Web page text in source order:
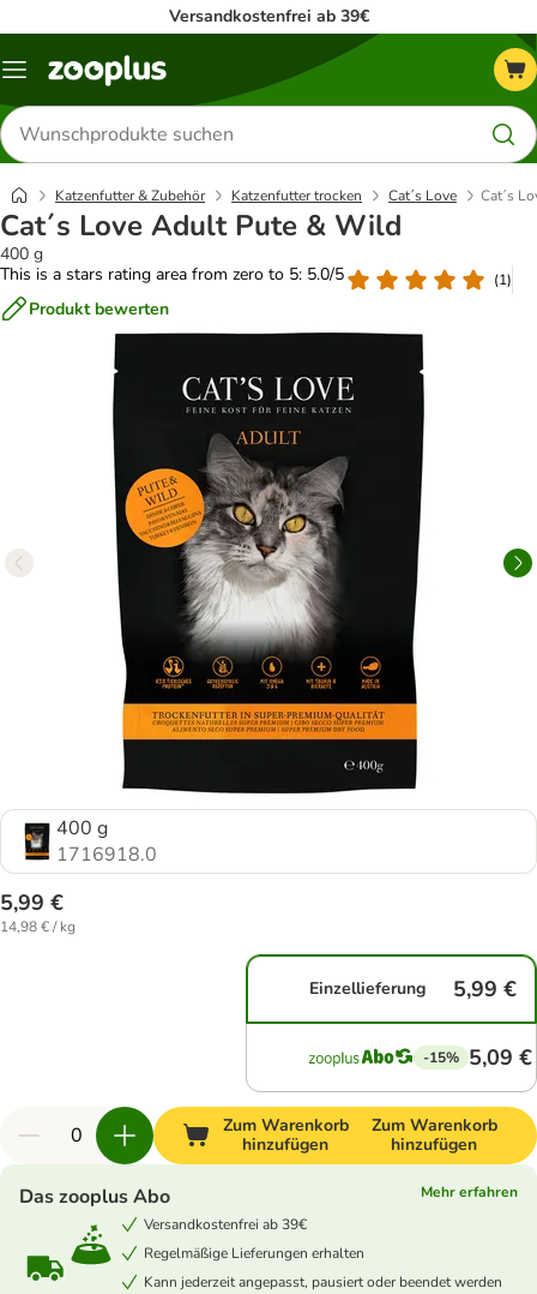
Versandkostenfrei ab 39€
Menü
Produkte
suchen
Katzenfutter & Zubehör Katzenfutter trocken Cat´s Love Cat´s
Cat´s Love Adult Pute & Wild
400 g
This is a stars rating area from zero to 5: 5.0/5
(1)
Produkt bewerten
400 g
1716918.0
5,99 €
14,98 € / kg
Einzellieferung 5,99 €
-15% 5,09 €
Zum Warenkorb
hinzufügen
Zum Warenkorb
hinzufügen
Das zooplus Abo
Mehr erfahren
Versandkostenfrei ab 39€
Regelmäßige Lieferungen erhalten
Kann jederzeit angepasst, pausiert oder beendet werden